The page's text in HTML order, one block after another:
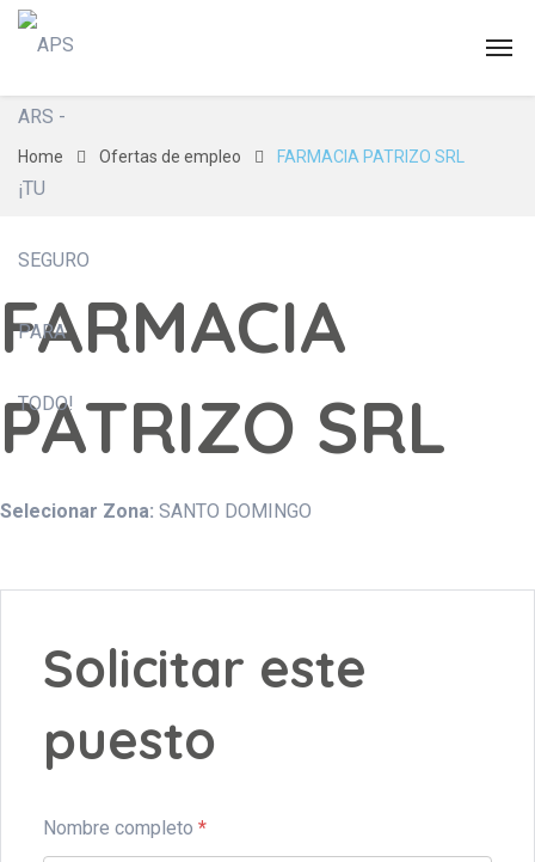
Home Ofertas de empleo FARMACIA PATRIZO SRL
FARMACIA
PATRIZO SRL
Selecionar Zona: SANTO DOMINGO
Solicitar este
puesto
Nombre completo *